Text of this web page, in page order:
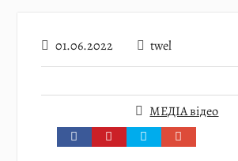
01.06.2022 twel
МЕДІА відео